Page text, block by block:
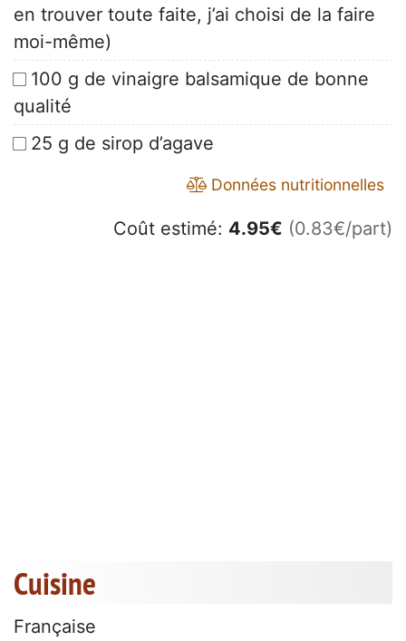
en trouver toute faite, j’ai choisi de la faire
moi-même)
100 g de vinaigre balsamique de bonne
qualité
25 g de sirop d’agave
Données nutritionnelles
Coût estimé: 4.95€ (0.83€/part)
Cuisine
Française